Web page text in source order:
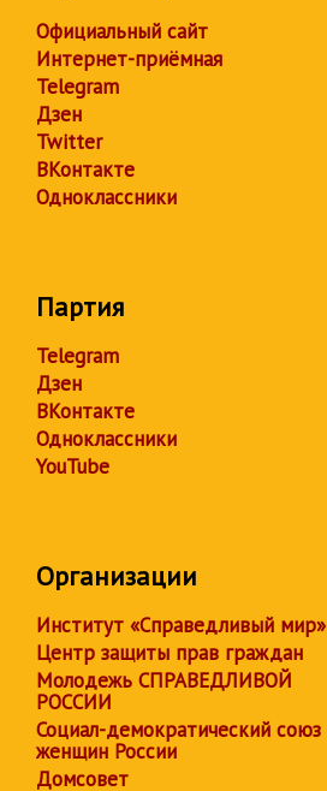
Официальный сайт
Интернет-приёмная
Telegram
Дзен
Twitter
ВКонтакте
Одноклассники
Партия
Telegram
Дзен
ВКонтакте
Одноклассники
YouTube
Организации
Институт «Справедливый мир»
Центр защиты прав граждан
Молодежь СПРАВЕДЛИВОЙ
РОССИИ
Социал-демократический союз
женщин России
Домсовет